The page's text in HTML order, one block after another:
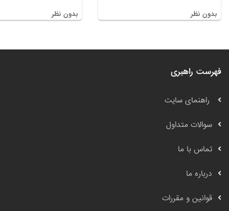
بدون نظر بدون نظر
فهرست راهبری
راهنمای سایت
سوالات متداول
تماس با ما
درباره ما
قوانین و مقررات